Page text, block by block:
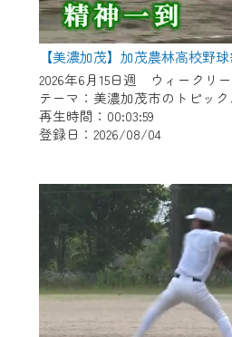
【美濃加茂】加茂農林高校野
2026年6月15日週 ウィークリ
テーマ：美濃加茂市のトピック
再生時間：00:03:59
登録日：2026/08/04
ご視聴いただけます。
＜メンテナンス情報＞
CCNetWebTVのリニュー
ンテナンス作業を予定し
作業の間は、
テナンス中」になり、ご
ん。
ご不便をおかけいたしま
よろしくお願いいたしま